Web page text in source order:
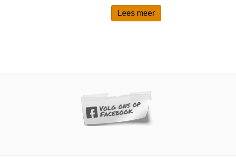
Lees meer